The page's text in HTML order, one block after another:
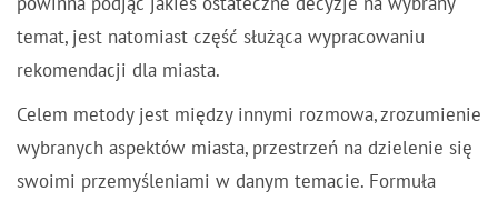
powinna podjąć jakieś ostateczne decyzje na wybrany
temat, jest natomiast część służąca wypracowaniu
rekomendacji dla miasta.
Celem metody jest między innymi rozmowa, zrozumienie
wybranych aspektów miasta, przestrzeń na dzielenie się
swoimi przemyśleniami w danym temacie. Formuła